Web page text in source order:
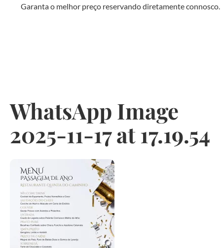
Garanta o melhor preço reservando diretamente connosco.
WhatsApp Image
2025-11-17 at 17.19.54